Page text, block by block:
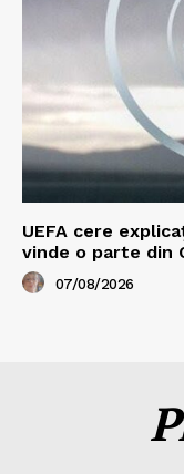
UEFA cere
vinde o parte din
07/08/2026